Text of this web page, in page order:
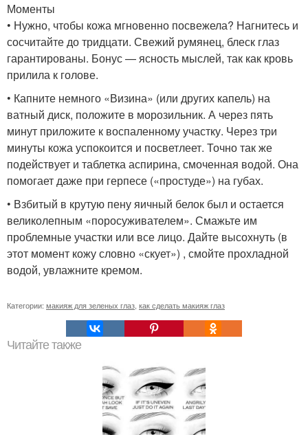
Моменты
• Нужно, чтобы кожа мгновенно посвежела? Нагнитесь и
сосчитайте до тридцати. Свежий румянец, блеск глаз
гарантированы. Бонус — ясность мыслей, так как кровь
прилила к голове.
• Капните немного «Визина» (или других капель) на
ватный диск, положите в морозильник. А через пять
минут приложите к воспаленному участку. Через три
минуты кожа успокоится и посветлеет. Точно так же
подействует и таблетка аспирина, смоченная водой. Она
помогает даже при герпесе («простуде») на губах.
• Взбитый в крутую пену яичный белок был и остается
великолепным «поросуживателем». Смажьте им
проблемные участки или все лицо. Дайте высохнуть (в
этот момент кожу словно «скует») , смойте прохладной
водой, увлажните кремом.
Категории: макияж для зеленых глаз как сделать макияж глаз
Читайте также